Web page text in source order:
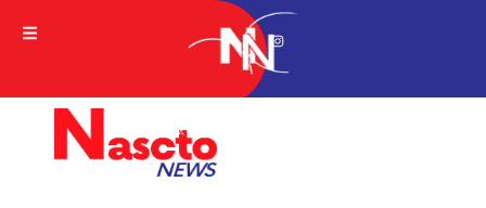
A VERDADE DA NOTICIA